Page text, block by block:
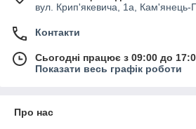
вул. Крип'якевича, 1а, Кам'янець-
Контакти
Сьогодні працює з 09:00 до
Показати весь графік роботи
Про нас